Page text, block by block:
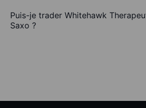
Puis-je trader Whitehawk
Saxo ?